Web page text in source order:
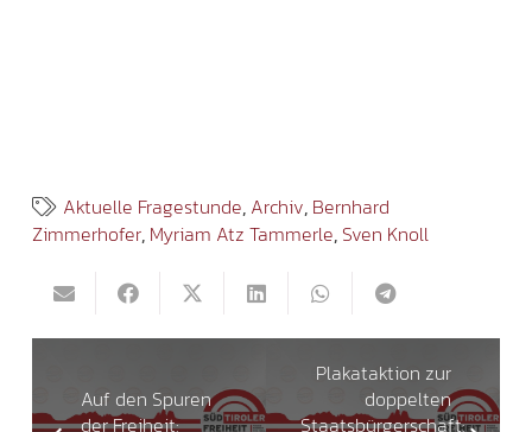
Aktuelle Fragestunde, Archiv, Bernhard
Zimmerhofer, Myriam Atz Tammerle, Sven Knoll
Auf den Spuren
der Freiheit:
Plakataktion zur
doppelten
Staatsbürgerschaft: